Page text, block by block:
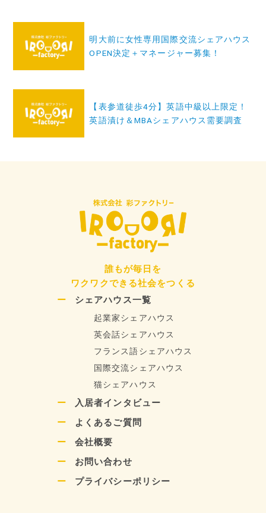
投
シ
明大前に女性専用国際交流シェアハウス
OPEN決定＋マネージャー募集！
【表参道徒歩4分】英語中級以上限定！
英語漬け＆MBAシェアハウス需要調査
誰もが毎日を
ワクワクできる社会をつくる
シェアハウス一覧
起業家シェアハウス
英会話シェアハウス
フランス語シェアハウス
国際交流シェアハウス
猫シェアハウス
入居者インタビュー
よくあるご質問
会社概要
お問い合わせ
プライバシーポリシー